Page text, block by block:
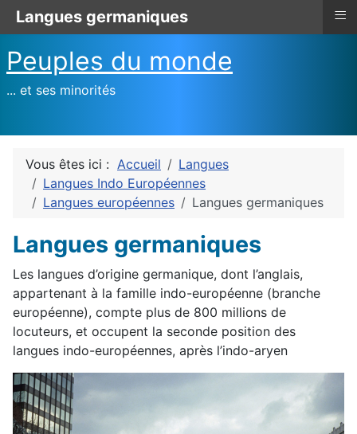
Peuples du monde
... et ses minorités
Vous êtes ici : Accueil
Langues
Langues Indo Européennes
Langues européennes
Langues germaniques
Langues germaniques
Les langues d’origine germanique, dont l’anglais,
appartenant à la famille indo-européenne (branche
européenne), compte plus de 800 millions de
locuteurs, et occupent la seconde position des
langues indo-européennes, après l’indo-aryen
Langues germaniques ≡